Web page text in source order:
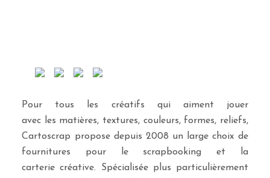
Pour tous les créatifs qui aiment jouer
avec les matières, textures, couleurs, formes, reliefs,
Cartoscrap propose depuis 2008 un large choix de
fournitures pour le scrapbooking et la
carterie créative. Spécialisée plus particulièrement